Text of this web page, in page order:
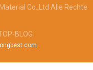
Co.,Ltd Alle Rechte
BLOG